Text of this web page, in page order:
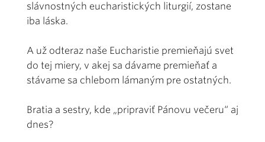
slávnostných eucharistických liturgií, zostane
iba láska.
A už odteraz naše Eucharistie premieňajú svet
do tej miery, v akej sa dávame premieňať a
stávame sa chlebom lámaným pre ostatných.
Bratia a sestry, kde „pripraviť Pánovu večeru“ aj
dnes?